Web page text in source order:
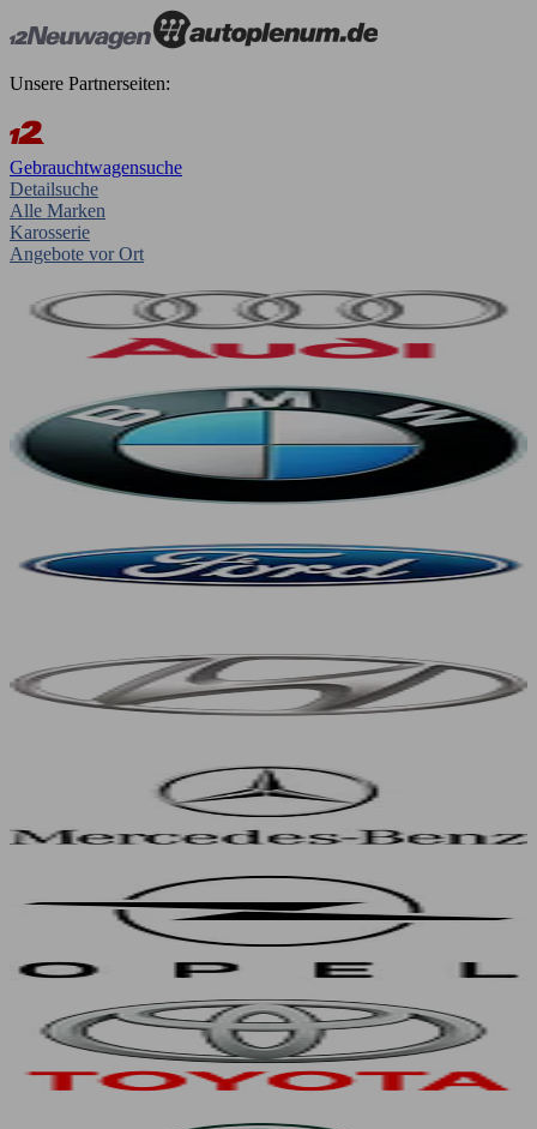
Unsere Partnerseiten:
Gebrauchtwagensuche
Detailsuche
Alle Marken
Karosserie
Angebote vor Ort